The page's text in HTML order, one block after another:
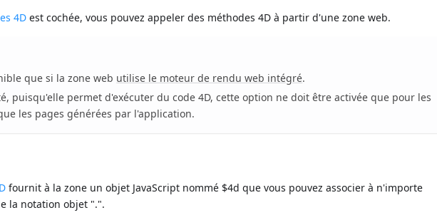
4D est cochée, vous pouvez appeler des méthodes 4D à partir d'une zone web.
que si la zone web utilise le moteur de rendu web intégré.
puisqu'elle permet d'exécuter du code 4D, cette option ne doit être activée que pour les
les pages générées par l'application.
fournit à la zone un objet JavaScript nommé $4d que vous pouvez associer à n'importe
la notation objet ".".